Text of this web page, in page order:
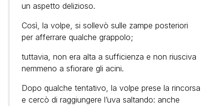
un aspetto delizioso.
Così, la volpe, si sollevò sulle zampe posteriori
per afferrare qualche grappolo;
tuttavia, non era alta a sufficienza e non riusciva
nemmeno a sfiorare gli acini.
Dopo qualche tentativo, la volpe prese la rincorsa
e cercò di raggiungere l’uva saltando: anche